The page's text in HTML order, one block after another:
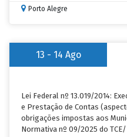
Porto Alegre
13 - 14 Ago
Lei Federal nº 13.019/2014:
e Prestação de Contas
obrigações impostas aos
Normativa nº 09/2025 do